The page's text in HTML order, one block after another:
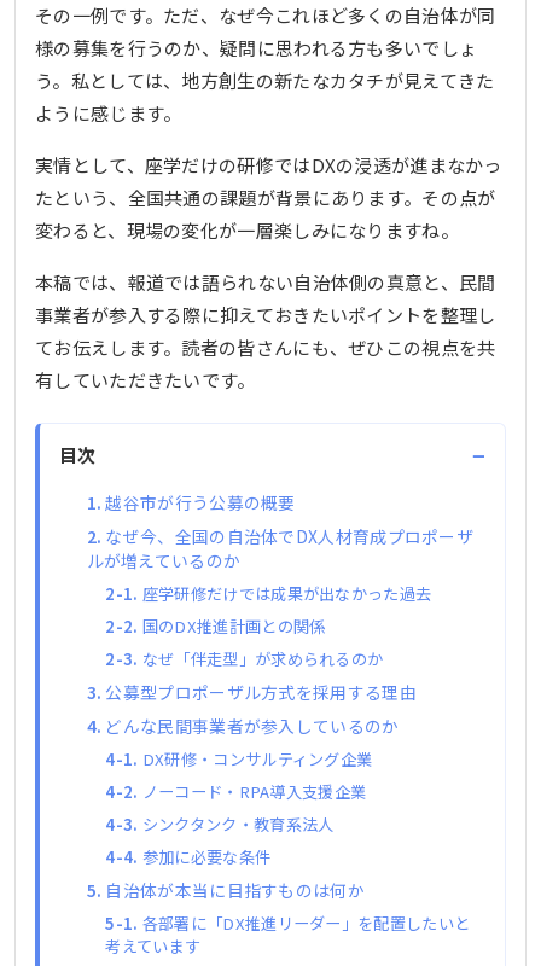
その一例です。ただ、なぜ今これほど多くの自治体が同
様の募集を行うのか、疑問に思われる方も多いでしょ
う。私としては、地方創生の新たなカタチが見えてきた
ように感じます。
実情として、座学だけの研修ではDXの浸透が進まなかっ
たという、全国共通の課題が背景にあります。その点が
変わると、現場の変化が一層楽しみになりますね。
本稿では、報道では語られない自治体側の真意と、民間
事業者が参入する際に抑えておきたいポイントを整理し
てお伝えします。読者の皆さんにも、ぜひこの視点を共
有していただきたいです。
目次 −
越谷市が行う公募の概要
なぜ今、全国の自治体でDX人材育成プロポーザ
ルが増えているのか
座学研修だけでは成果が出なかった過去
国のDX推進計画との関係
なぜ「伴走型」が求められるのか
公募型プロポーザル方式を採用する理由
どんな民間事業者が参入しているのか
DX研修・コンサルティング企業
ノーコード・RPA導入支援企業
シンクタンク・教育系法人
参加に必要な条件
自治体が本当に目指すものは何か
各部署に「DX推進リーダー」を配置したいと
考えています